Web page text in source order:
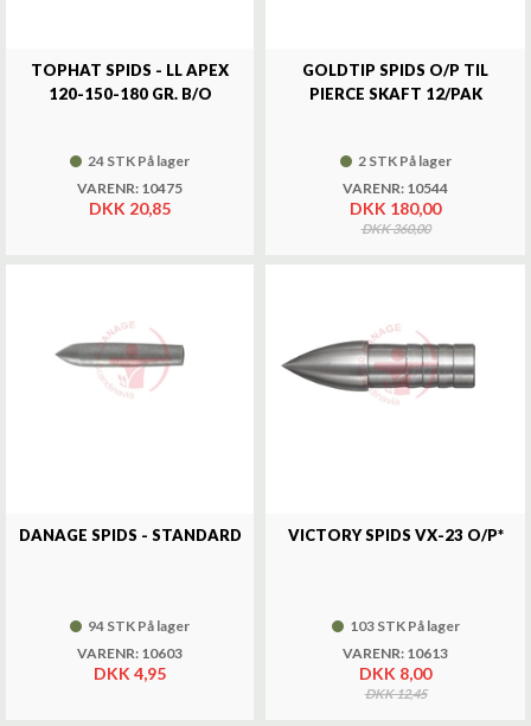
TOPHAT SPIDS - LL APEX
120-150-180 GR. B/O
24 STK På lager
VARENR: 10475
DKK 20,85
GOLDTIP SPIDS O/P TIL
PIERCE SKAFT 12/PAK
2 STK På lager
VARENR: 10544
DKK 180,00
DKK 360,00
DANAGE SPIDS - STANDARD
94 STK På lager
VARENR: 10603
DKK 4,95
VICTORY SPIDS VX-23 O/P*
103 STK På lager
VARENR: 10613
DKK 8,00
DKK 12,45